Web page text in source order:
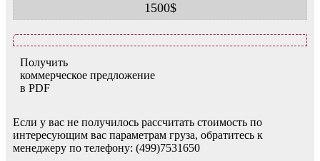
1500$
Получить
коммерческое предложение
в PDF
Если у вас не получилось рассчитать стоимость по
интересующим вас параметрам груза, обратитесь к
менеджеру по телефону: (499)7531650